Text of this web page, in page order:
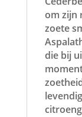
om zijn
zoete
die bij